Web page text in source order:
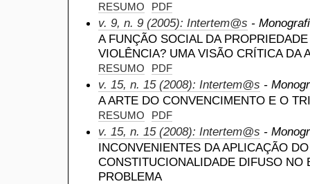
RESUMO PDF
v. 9, n. 9 (2005): Intertem@s -
A FUNÇÃO SOCIAL DA
VIOLÊNCIA? UMA VISÃO CRÍTICA DA
RESUMO PDF
v. 15, n. 15 (2008): Intertem@s -
A ARTE DO CONVENCIMENTO E O
RESUMO PDF
v. 15, n. 15 (2008): Intertem@s -
INCONVENIENTES DA APLICAÇÃO
CONSTITUCIONALIDADE DIFUSO NO
PROBLEMA